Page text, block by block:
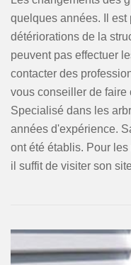
quelques années. Il
détériorations de la
peuvent pas effectuer
contacter des
vous conseiller de faire
Specialisé dans les
années d'expérience.
ont été établis. Pour
il suffit de visiter son